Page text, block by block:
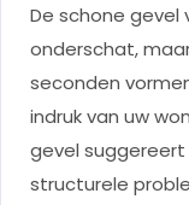
De schone
onderschat,
seconden
indruk van uw
gevel
structurele